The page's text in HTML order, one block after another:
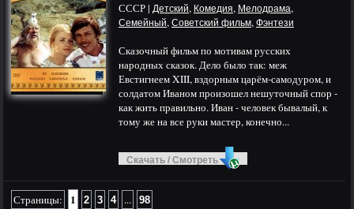
СССР | Детский, Комедия, Мелодрама,
Семейный, Советский фильм, Фэнтези
Сказочный фильм по мотивам русских
народных сказок. Дело было так: меж
Евстигнеем XIII, вздорным царём-самодуром, и
солдатом Иваном произошел нешуточный спор -
как жить правильно. Иван - человек бывалый, к
тому же на все руки мастер, конечно...
Скачать / Смотреть
Страницы: 1 2 3 4 ... 98